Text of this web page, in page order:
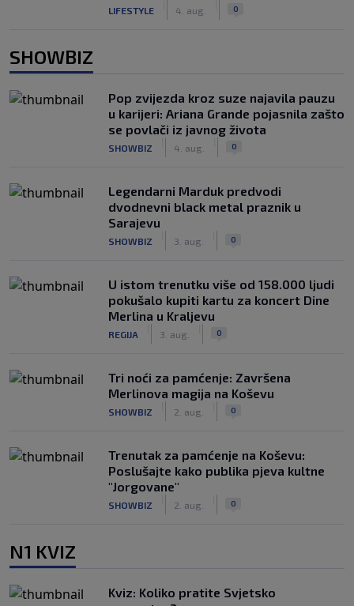
LIFESTYLE 4. aug. 0
SHOWBIZ
Pop zvijezda kroz suze najavila pauzu
u karijeri: Ariana Grande pojasnila zašto
se povlači iz javnog života
SHOWBIZ 4. aug. 0
Legendarni Marduk predvodi
dvodnevni black metal praznik u
Sarajevu
SHOWBIZ 3. aug. 0
U istom trenutku više od 158.000 ljudi
pokušalo kupiti kartu za koncert Dine
Merlina u Kraljevu
REGIJA 3. aug. 0
Tri noći za pamćenje: Završena
Merlinova magija na Koševu
SHOWBIZ 2. aug. 0
Trenutak za pamćenje na Koševu:
Poslušajte kako publika pjeva kultne
"Jorgovane"
SHOWBIZ 2. aug. 0
N1 KVIZ
Kviz: Koliko pratite Svjetsko